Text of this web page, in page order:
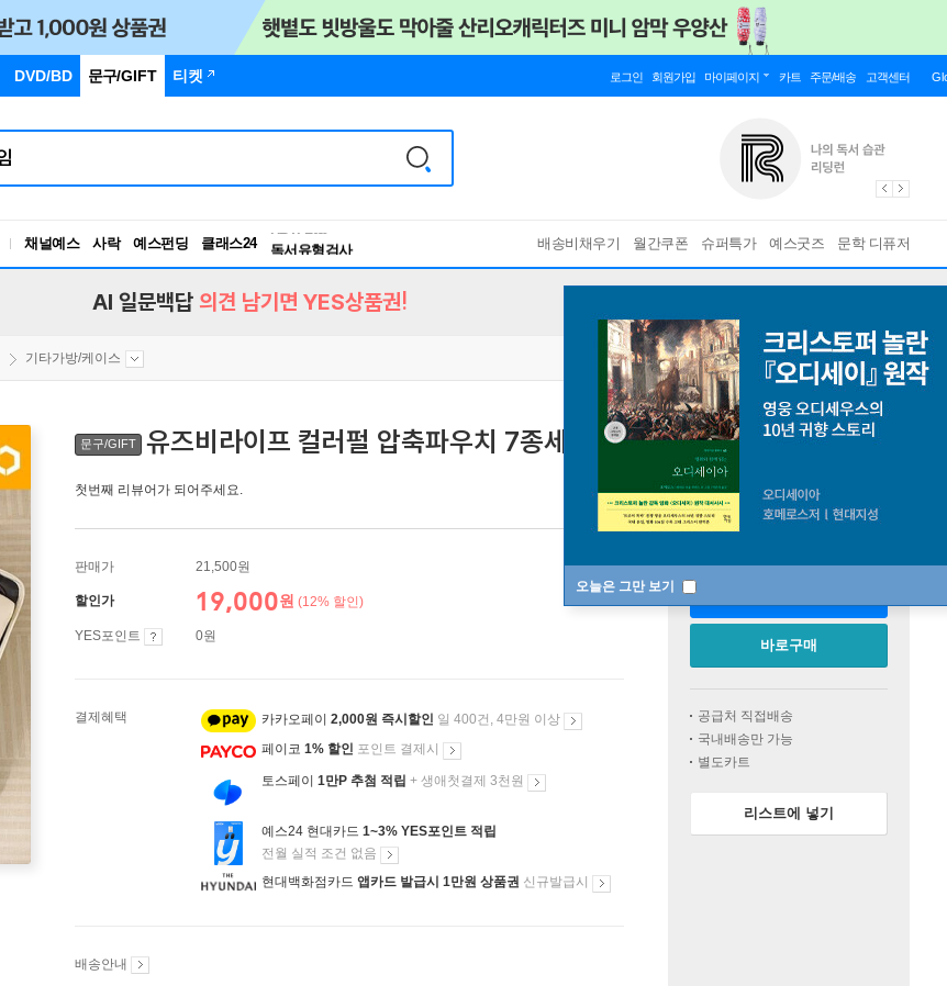
DVD/BD 문구/GIFT 티켓 로그인 회원가입 마이페이지 카트 주문/배송 고객센터
채널예스 사락 예스펀딩 클래스24
독서유형검사
RBTI Lab
배송비채우기 월간쿠폰 슈퍼특가 예스굿즈 문학 디퓨저
오늘은 그만 보기
AI 일문백답 의견 남기면 YES상품권!
기타가방/케이스
문구/GIFT 유즈비라이프 컬러펄 압축파우치 7종세트
첫번째 리뷰어가 되어주세요.
판매가 21,500원
할인가 19,000원 (12% 할인)
YES포인트 0원
결제혜택 카카오페이 2,000원 즉시할인 일 400건, 4만원 이상
페이코 1% 할인 포인트 결제시
토스페이 1만P 추첨 적립 + 생애첫결제 3천원
예스24 현대카드 1~3% YES포인트 적립
전월 실적 조건 없음
현대백화점카드 앱카드 발급시 1만원 상품권 신규발급시
배송안내
바로구매
공급처 직접배송
국내배송만 가능
별도카트
리스트에 넣기